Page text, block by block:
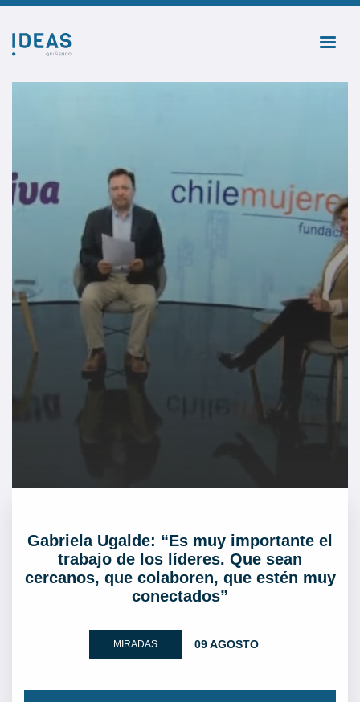
Gabriela Ugalde: “Es muy importante el
trabajo de los líderes. Que sean
cercanos, que colaboren, que estén muy
conectados”
MIRADAS 09 AGOSTO